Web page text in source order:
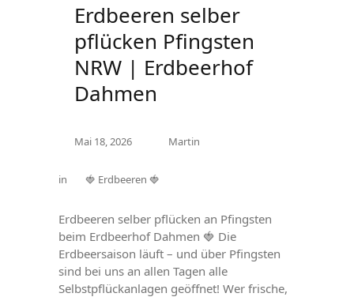
Erdbeeren selber
pflücken Pfingsten
NRW | Erdbeerhof
Dahmen
Mai 18, 2026 Martin
in 🍓 Erdbeeren 🍓
Erdbeeren selber pflücken an Pfingsten
beim Erdbeerhof Dahmen 🍓 Die
Erdbeersaison läuft – und über Pfingsten
sind bei uns an allen Tagen alle
Selbstpflückanlagen geöffnet! Wer frische,